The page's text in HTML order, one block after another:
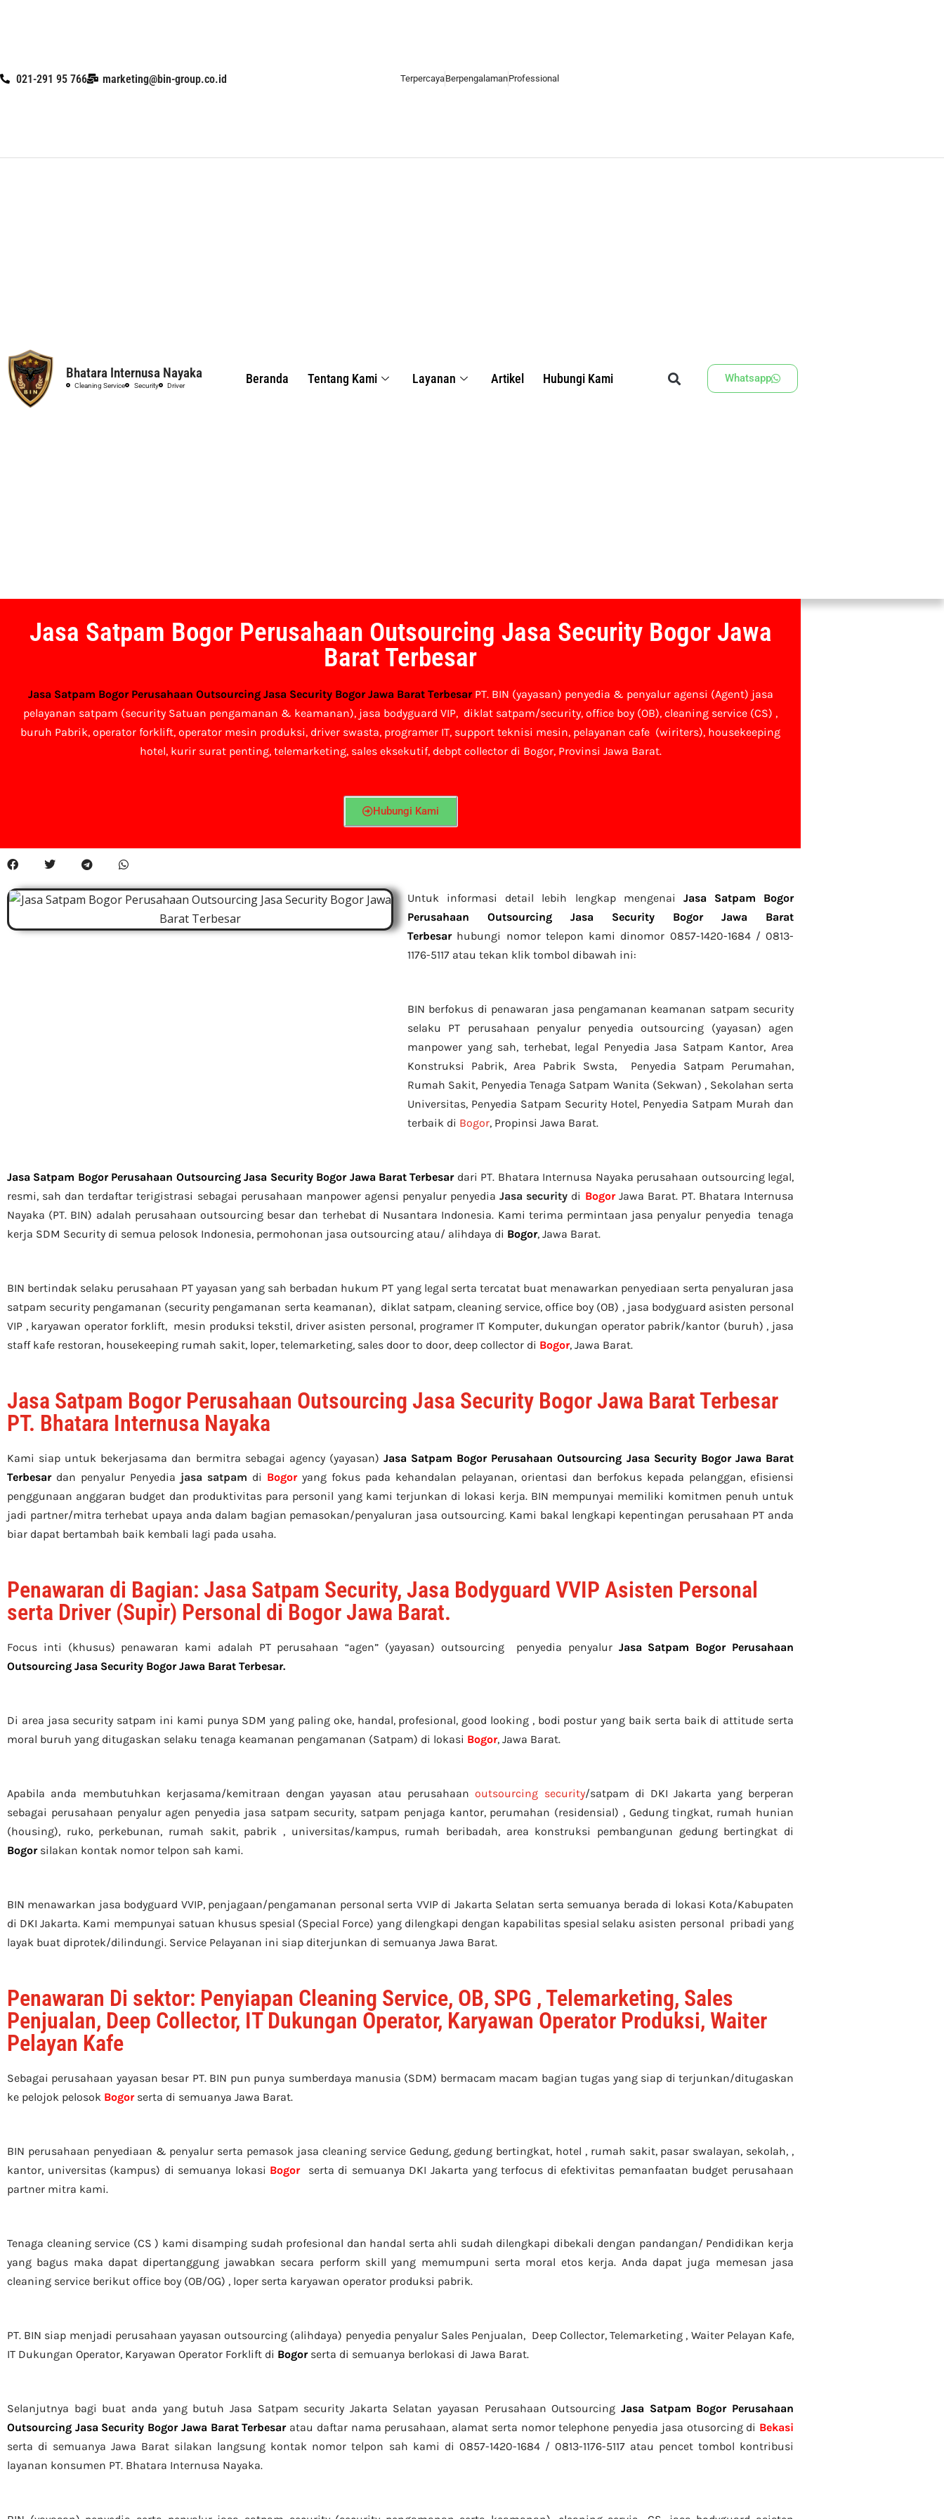
content
021-291 95 766 marketing@bin-group.co.id TerpercayaBerpengalamanProfessional
Bhatara Internusa Nayaka
Cleaning Service Security Driver Beranda Tentang Kami Layanan Artikel Hubungi Kami Whatsapp
Jasa Satpam Bogor Perusahaan Outsourcing Jasa Security Bogor Jawa
Barat Terbesar
Jasa Satpam Bogor Perusahaan Outsourcing Jasa Security Bogor Jawa Barat TerbesarPT. BIN (yayasan) penyedia & penyalur agensi (Agent) jasa
pelayanan satpam (security Satuan pengamanan & keamanan), jasa bodyguard VIP, diklat satpam/security, office boy (OB), cleaning service (CS) ,
buruh Pabrik, operator forklift, operator mesin produksi, driver swasta, programer IT, support teknisi mesin, pelayanan cafe (wiriters), housekeeping
hotel, kurir surat penting, telemarketing, sales eksekutif, debpt collector di Bogor, Provinsi Jawa Barat.
Hubungi Kami
Untuk informasi detail lebih lengkap mengenai Jasa Satpam Bogor
Perusahaan Outsourcing Jasa Security Bogor Jawa Barat
Terbesarhubungi nomor telepon kami dinomor 0857-1420-1684 / 0813-
1176-5117 atau tekan klik tombol dibawah ini:
BIN berfokus di penawaran jasa pengamanan keamanan satpam security
selaku PT perusahaan penyalur penyedia outsourcing (yayasan) agen
manpower yang sah, terhebat, legal Penyedia Jasa Satpam Kantor, Area
Konstruksi Pabrik, Area Pabrik Swsta, Penyedia Satpam Perumahan,
Rumah Sakit, Penyedia Tenaga Satpam Wanita (Sekwan) , Sekolahan serta
Universitas, Penyedia Satpam Security Hotel, Penyedia Satpam Murah dan
terbaik di Bogor, Propinsi Jawa Barat.
Jasa Satpam Bogor Perusahaan Outsourcing Jasa Security Bogor Jawa Barat Terbesar dari PT. Bhatara Internusa Nayaka perusahaan outsourcing legal,
resmi, sah dan terdaftar terigistrasi sebagai perusahaan manpower agensi penyalur penyediaJasa security di BogorJawa Barat. PT. Bhatara Internusa
Nayaka (PT. BIN) adalah perusahaan outsourcing besar dan terhebat di Nusantara Indonesia. Kami terima permintaan jasa penyalur penyedia tenaga
kerja SDM Security di semua pelosok Indonesia, permohonan jasa outsourcing atau/ alihdaya di Bogor, Jawa Barat.
BIN bertindak selaku perusahaan PT yayasan yang sah berbadan hukum PT yang legal serta tercatat buat menawarkan penyediaan serta penyaluran jasa
satpam security pengamanan (security pengamanan serta keamanan), diklat satpam,cleaning service, office boy (OB) , jasa bodyguard asisten personal
VIP , karyawan operator forklift, mesin produksi tekstil, driver asisten personal, programer IT Komputer, dukungan operator pabrik/kantor (buruh) , jasa
staff kafe restoran, housekeeping rumah sakit, loper, telemarketing, sales door to door, deep collector di Bogor, Jawa Barat.
Jasa Satpam Bogor Perusahaan Outsourcing Jasa Security Bogor Jawa Barat Terbesar
PT. Bhatara Internusa Nayaka
Kami siap untuk bekerjasama dan bermitra sebagai agency (yayasan) Jasa Satpam Bogor Perusahaan Outsourcing Jasa Security Bogor Jawa Barat
Terbesardan penyalur Penyedia jasa satpam di Bogoryang fokus pada kehandalan pelayanan, orientasi dan berfokus kepada pelanggan, efisiensi
penggunaan anggaran budget dan produktivitas para personil yang kami terjunkan di lokasi kerja. BIN mempunyai memiliki komitmen penuh untuk
jadi partner/mitra terhebat upaya anda dalam bagian pemasokan/penyaluran jasa outsourcing. Kami bakal lengkapi kepentingan perusahaan PT anda
biar dapat bertambah baik kembali lagi pada usaha.
Penawaran di Bagian: Jasa Satpam Security, Jasa Bodyguard VVIP Asisten Personal
serta Driver (Supir) Personal di Bogor Jawa Barat.
Focus inti (khusus) penawaran kami adalah PT perusahaan “agen” (yayasan) outsourcing penyedia penyalur Jasa Satpam Bogor Perusahaan
Outsourcing Jasa Security Bogor Jawa Barat Terbesar.
Di area jasa security satpam ini kami punya SDM yang paling oke, handal, profesional, good looking , bodi postur yang baik serta baik di attitude serta
moral buruh yang ditugaskan selaku tenaga keamanan pengamanan (Satpam) di lokasi Bogor, Jawa Barat.
Apabila anda membutuhkan kerjasama/kemitraan dengan yayasan atau perusahaanoutsourcing security/satpam di DKI Jakarta yang berperan
sebagai perusahaan penyalur agen penyedia jasa satpam security, satpam penjaga kantor, perumahan (residensial) , Gedung tingkat, rumah hunian
(housing), ruko, perkebunan, rumah sakit, pabrik , universitas/kampus, rumah beribadah, area konstruksi pembangunan gedung bertingkat di
Bogorsilakan kontak nomor telpon sah kami.
BIN menawarkan jasa bodyguard VVIP, penjagaan/pengamanan personal serta VVIP di Jakarta Selatan serta semuanya berada di lokasi Kota/Kabupaten
di DKI Jakarta. Kami mempunyai satuan khusus spesial (Special Force) yang dilengkapi dengan kapabilitas spesial selaku asisten personal pribadi yang
layak buat diprotek/dilindungi. Service Pelayanan ini siap diterjunkan di semuanya Jawa Barat.
Penawaran Di sektor: Penyiapan Cleaning Service, OB, SPG , Telemarketing, Sales
Penjualan, Deep Collector, IT Dukungan Operator, Karyawan Operator Produksi, Waiter
Pelayan Kafe
Sebagai perusahaan yayasan besar PT. BIN pun punya sumberdaya manusia (SDM) bermacam macam bagian tugas yang siap di terjunkan/ditugaskan
ke pelojok pelosok Bogorserta di semuanya Jawa Barat.
BIN perusahaan penyediaan & penyalur serta pemasok jasa cleaning service Gedung, gedung bertingkat, hotel , rumah sakit, pasar swalayan, sekolah, ,
kantor, universitas (kampus) di semuanya lokasi Bogorserta di semuanya DKI Jakarta yang terfocus di efektivitas pemanfaatan budget perusahaan
partner mitra kami.
Tenaga cleaning service (CS ) kami disamping sudah profesional dan handal serta ahli sudah dilengkapi dibekali dengan pandangan/ Pendidikan kerja
yang bagus maka dapat dipertanggung jawabkan secara perform skill yang memumpuni serta moral etos kerja. Anda dapat juga memesan jasa
cleaning service berikut office boy (OB/OG) , loper serta karyawan operator produksi pabrik.
PT. BIN siap menjadi perusahaan yayasan outsourcing (alihdaya) penyedia penyalur Sales Penjualan, Deep Collector,Telemarketing , Waiter Pelayan Kafe,
IT Dukungan Operator, Karyawan Operator Forklift di Bogorserta di semuanya berlokasi di Jawa Barat.
Selanjutnya bagi buat anda yang butuh Jasa Satpam security Jakarta Selatan yayasan Perusahaan OutsourcingJasa Satpam Bogor Perusahaan
Outsourcing Jasa Security Bogor Jawa Barat Terbesaratau daftar nama perusahaan, alamat serta nomor telephone penyedia jasa otusorcing di Bekasi
serta di semuanya Jawa Barat silakan langsung kontak nomor telpon sah kami di 0857-1420-1684 / 0813-1176-5117 atau pencet tombol kontribusi
layanan konsumen PT. Bhatara Internusa Nayaka.